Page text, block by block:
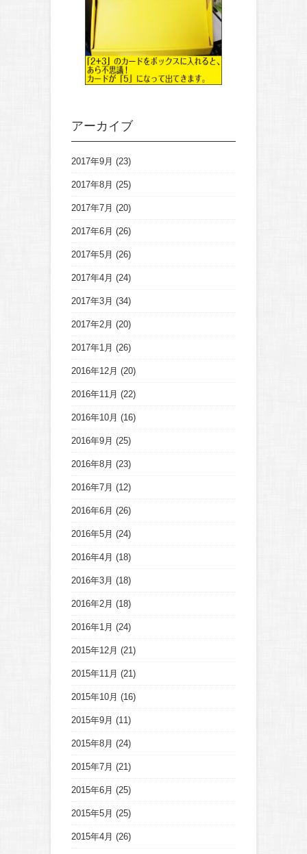
アーカイブ
2017年9月 (23)
2017年8月 (25)
2017年7月 (20)
2017年6月 (26)
2017年5月 (26)
2017年4月 (24)
2017年3月 (34)
2017年2月 (20)
2017年1月 (26)
2016年12月 (20)
2016年11月 (22)
2016年10月 (16)
2016年9月 (25)
2016年8月 (23)
2016年7月 (12)
2016年6月 (26)
2016年5月 (24)
2016年4月 (18)
2016年3月 (18)
2016年2月 (18)
2016年1月 (24)
2015年12月 (21)
2015年11月 (21)
2015年10月 (16)
2015年9月 (11)
2015年8月 (24)
2015年7月 (21)
2015年6月 (25)
2015年5月 (25)
2015年4月 (26)